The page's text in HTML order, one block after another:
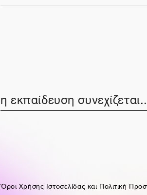
η εκπαίδευση
Όροι Χρήσης Ιστοσελίδας και Πολιτική